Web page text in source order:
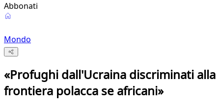
Abbonati
Mondo
«Profughi dall'Ucraina discriminati alla
frontiera polacca se africani»